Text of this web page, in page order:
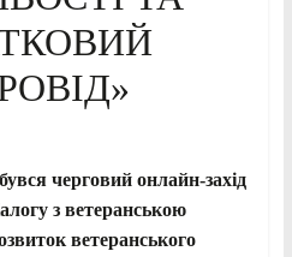
черговий онлайн-захід
з ветеранською
ветеранського